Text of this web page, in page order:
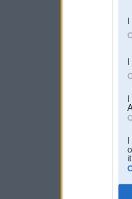
I
I
I
I